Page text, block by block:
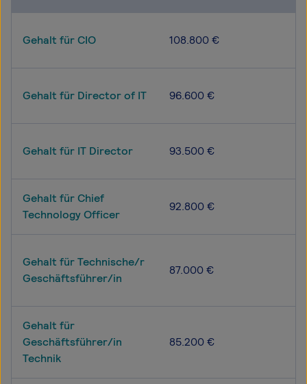
Gehalt für CIO 108.800 €
Gehalt für Director of IT 96.600 €
Gehalt für IT Director 93.500 €
Gehalt für Chief
Technology Officer
92.800 €
Gehalt für Technische/r
Geschäftsführer/in
87.000 €
Gehalt für
Geschäftsführer/in
Technik
85.200 €